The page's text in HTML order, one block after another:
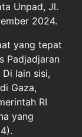
Unpad, Jl.
2024.
yang tepat
Padjadjaran
lain sisi,
Gaza,
RI
yang